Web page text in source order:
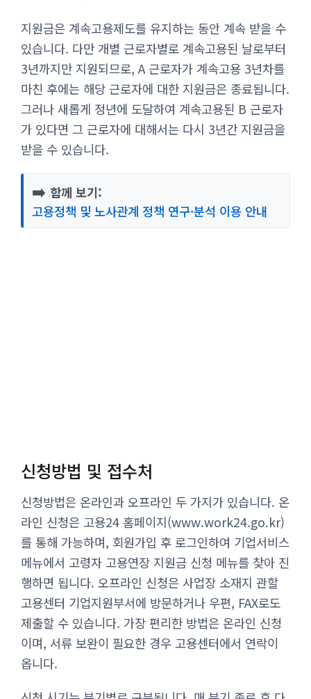
지원금은 계속고용제도를 유지하는 동안 계속 받을 수
있습니다. 다만 개별 근로자별로 계속고용된 날로부터
3년까지만 지원되므로, A 근로자가 계속고용 3년차를
마친 후에는 해당 근로자에 대한 지원금은 종료됩니다.
그러나 새롭게 정년에 도달하여 계속고용된 B 근로자
가 있다면 그 근로자에 대해서는 다시 3년간 지원금을
받을 수 있습니다.
➡️ 함께 보기:
고용정책 및 노사관계 정책 연구·분석 이용 안내
신청방법 및 접수처
신청방법은 온라인과 오프라인 두 가지가 있습니다. 온
라인 신청은 고용24 홈페이지(www.work24.go.kr)
를 통해 가능하며, 회원가입 후 로그인하여 기업서비스
메뉴에서 고령자 고용연장 지원금 신청 메뉴를 찾아 진
행하면 됩니다. 오프라인 신청은 사업장 소재지 관할
고용센터 기업지원부서에 방문하거나 우편, FAX로도
제출할 수 있습니다. 가장 편리한 방법은 온라인 신청
이며, 서류 보완이 필요한 경우 고용센터에서 연락이
옵니다.